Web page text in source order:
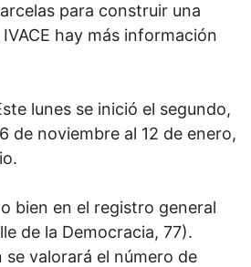
para construir una
hay más información
lunes se inició el segundo,
de noviembre al 12 de enero,
bien en el registro general
de la Democracia, 77).
se valorará el número de